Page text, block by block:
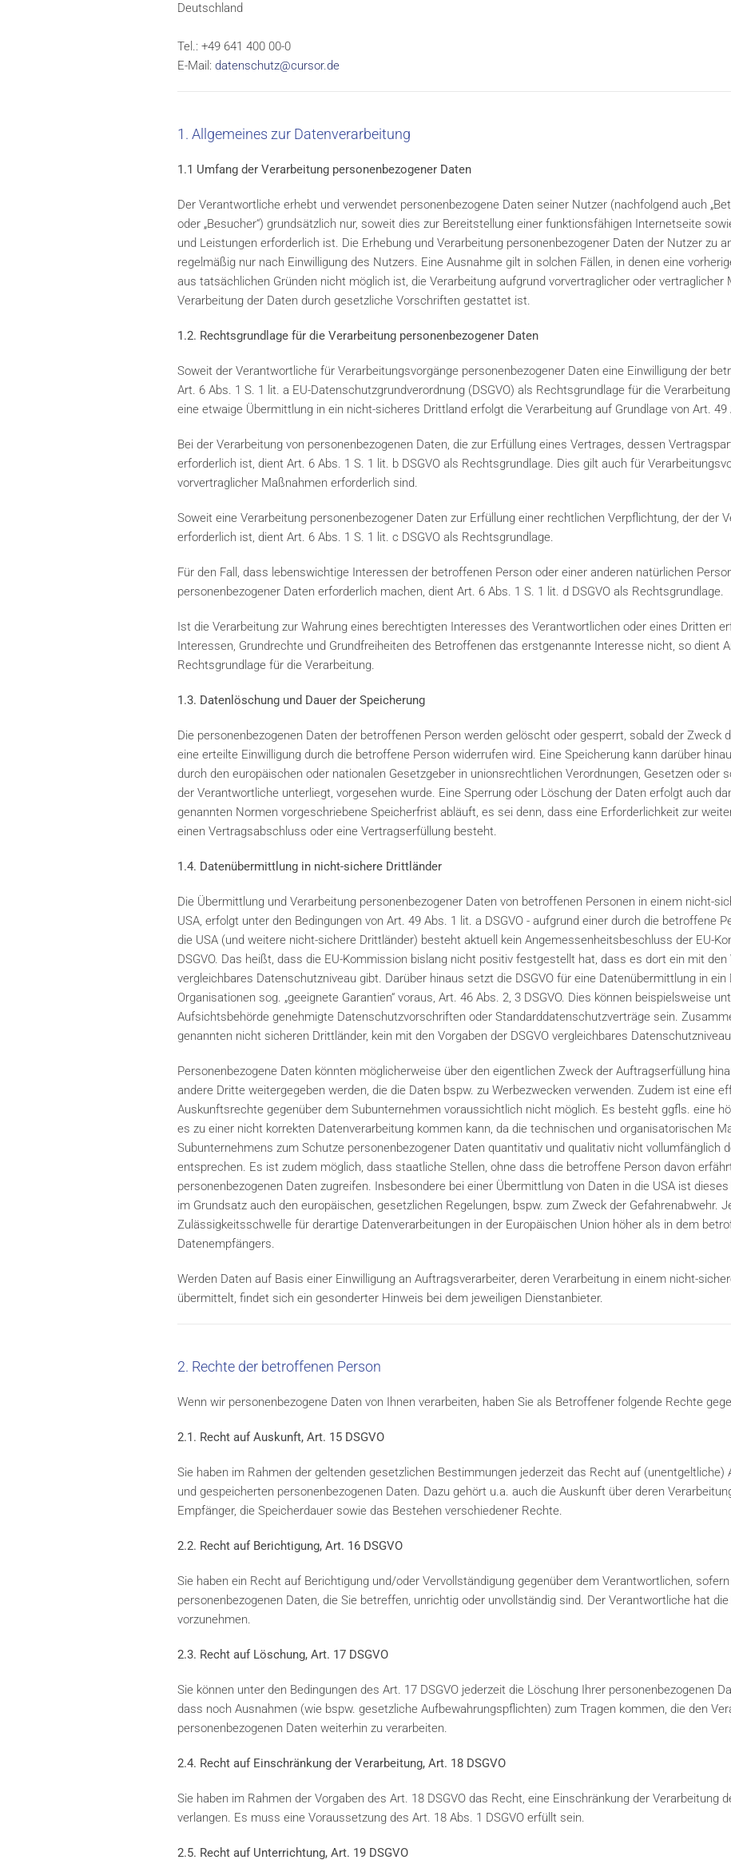
Deutschland
Tel.: +49 641 400 00-0
E-Mail: datenschutz@cursor.de
1. Allgemeines zur Datenverarbeitung
1.1 Umfang der Verarbeitung personenbezogener Daten
Der Verantwortliche erhebt und verwendet personenbezogene Daten seiner Nutzer (nachfolgend auch
oder „Besucher“) grundsätzlich nur, soweit dies zur Bereitstellung einer funktionsfähigen Internetseite
und Leistungen erforderlich ist. Die Erhebung und Verarbeitung personenbezogener Daten der Nutzer zu
regelmäßig nur nach Einwilligung des Nutzers. Eine Ausnahme gilt in solchen Fällen, in denen eine
aus tatsächlichen Gründen nicht möglich ist, die Verarbeitung aufgrund vorvertraglicher oder vertraglicher
Verarbeitung der Daten durch gesetzliche Vorschriften gestattet ist.
1.2. Rechtsgrundlage für die Verarbeitung personenbezogener Daten
Soweit der Verantwortliche für Verarbeitungsvorgänge personenbezogener Daten eine Einwilligung der
Art. 6 Abs. 1 S. 1 lit. a EU-Datenschutzgrundverordnung (DSGVO) als Rechtsgrundlage für die
eine etwaige Übermittlung in ein nicht-sicheres Drittland erfolgt die Verarbeitung auf Grundlage von Art. 49
Bei der Verarbeitung von personenbezogenen Daten, die zur Erfüllung eines Vertrages, dessen
erforderlich ist, dient Art. 6 Abs. 1 S. 1 lit. b DSGVO als Rechtsgrundlage. Dies gilt auch für
vorvertraglicher Maßnahmen erforderlich sind.
Soweit eine Verarbeitung personenbezogener Daten zur Erfüllung einer rechtlichen Verpflichtung, der der
erforderlich ist, dient Art. 6 Abs. 1 S. 1 lit. c DSGVO als Rechtsgrundlage.
Für den Fall, dass lebenswichtige Interessen der betroffenen Person oder einer anderen natürlichen
personenbezogener Daten erforderlich machen, dient Art. 6 Abs. 1 S. 1 lit. d DSGVO als Rechtsgrundlage.
Ist die Verarbeitung zur Wahrung eines berechtigten Interesses des Verantwortlichen oder eines Dritten
Interessen, Grundrechte und Grundfreiheiten des Betroffenen das erstgenannte Interesse nicht, so dient
Rechtsgrundlage für die Verarbeitung.
1.3. Datenlöschung und Dauer der Speicherung
Die personenbezogenen Daten der betroffenen Person werden gelöscht oder gesperrt, sobald der Zweck
eine erteilte Einwilligung durch die betroffene Person widerrufen wird. Eine Speicherung kann darüber
durch den europäischen oder nationalen Gesetzgeber in unionsrechtlichen Verordnungen, Gesetzen oder
der Verantwortliche unterliegt, vorgesehen wurde. Eine Sperrung oder Löschung der Daten erfolgt auch
genannten Normen vorgeschriebene Speicherfrist abläuft, es sei denn, dass eine Erforderlichkeit zur
einen Vertragsabschluss oder eine Vertragserfüllung besteht.
1.4. Datenübermittlung in nicht-sichere Drittländer
Die Übermittlung und Verarbeitung personenbezogener Daten von betroffenen Personen in einem nicht-
USA, erfolgt unter den Bedingungen von Art. 49 Abs. 1 lit. a DSGVO - aufgrund einer durch die betroffene
die USA (und weitere nicht-sichere Drittländer) besteht aktuell kein Angemessenheitsbeschluss der EU-
DSGVO. Das heißt, dass die EU-Kommission bislang nicht positiv festgestellt hat, dass es dort ein mit den
vergleichbares Datenschutzniveau gibt. Darüber hinaus setzt die DSGVO für eine Datenübermittlung in
Organisationen sog. „geeignete Garantien“ voraus, Art. 46 Abs. 2, 3 DSGVO. Dies können beispielsweise
Aufsichtsbehörde genehmigte Datenschutzvorschriften oder Standarddatenschutzverträge sein.
genannten nicht sicheren Drittländer, kein mit den Vorgaben der DSGVO vergleichbares
Personenbezogene Daten könnten möglicherweise über den eigentlichen Zweck der Auftragserfüllung
andere Dritte weitergegeben werden, die die Daten bspw. zu Werbezwecken verwenden. Zudem ist eine
Auskunftsrechte gegenüber dem Subunternehmen voraussichtlich nicht möglich. Es besteht ggfls. eine
es zu einer nicht korrekten Datenverarbeitung kommen kann, da die technischen und organisatorischen
Subunternehmens zum Schutze personenbezogener Daten quantitativ und qualitativ nicht vollumfänglich
entsprechen. Es ist zudem möglich, dass staatliche Stellen, ohne dass die betroffene Person davon
personenbezogenen Daten zugreifen. Insbesondere bei einer Übermittlung von Daten in die USA ist
im Grundsatz auch den europäischen, gesetzlichen Regelungen, bspw. zum Zweck der Gefahrenabwehr.
Zulässigkeitsschwelle für derartige Datenverarbeitungen in der Europäischen Union höher als in dem
Datenempfängers.
Werden Daten auf Basis einer Einwilligung an Auftragsverarbeiter, deren Verarbeitung in einem nicht-
übermittelt, findet sich ein gesonderter Hinweis bei dem jeweiligen Dienstanbieter.
2. Rechte der betroffenen Person
Wenn wir personenbezogene Daten von Ihnen verarbeiten, haben Sie als Betroffener folgende Rechte
2.1. Recht auf Auskunft, Art. 15 DSGVO
Sie haben im Rahmen der geltenden gesetzlichen Bestimmungen jederzeit das Recht auf (unentgeltliche)
und gespeicherten personenbezogenen Daten. Dazu gehört u.a. auch die Auskunft über deren
Empfänger, die Speicherdauer sowie das Bestehen verschiedener Rechte.
2.2. Recht auf Berichtigung, Art. 16 DSGVO
Sie haben ein Recht auf Berichtigung und/oder Vervollständigung gegenüber dem Verantwortlichen,
personenbezogenen Daten, die Sie betreffen, unrichtig oder unvollständig sind. Der Verantwortliche hat
vorzunehmen.
2.3. Recht auf Löschung, Art. 17 DSGVO
Sie können unter den Bedingungen des Art. 17 DSGVO jederzeit die Löschung Ihrer personenbezogenen
dass noch Ausnahmen (wie bspw. gesetzliche Aufbewahrungspflichten) zum Tragen kommen, die den
personenbezogenen Daten weiterhin zu verarbeiten.
2.4. Recht auf Einschränkung der Verarbeitung, Art. 18 DSGVO
Sie haben im Rahmen der Vorgaben des Art. 18 DSGVO das Recht, eine Einschränkung der Verarbeitung
verlangen. Es muss eine Voraussetzung des Art. 18 Abs. 1 DSGVO erfüllt sein.
2.5. Recht auf Unterrichtung, Art. 19 DSGVO